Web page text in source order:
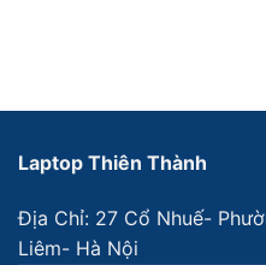
Laptop Thiên Thành
Địa Chỉ: 27 Cổ Nhuế-
Liêm- Hà Nội